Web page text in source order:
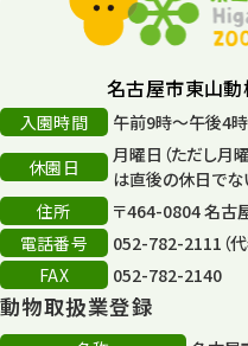
名古屋市東山
入園時間
午前9時～午後4時
休園日
月曜日（ただし月
は直後の休日でな
住所
〒464-0804 名古
電話番号
052-782-2111（代
FAX
052-782-2140
動物取扱業登録